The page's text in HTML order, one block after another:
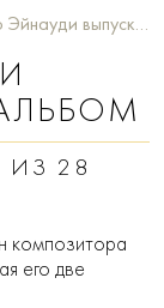
выпускает новый альбом
ИЗ 28
композитора
его две